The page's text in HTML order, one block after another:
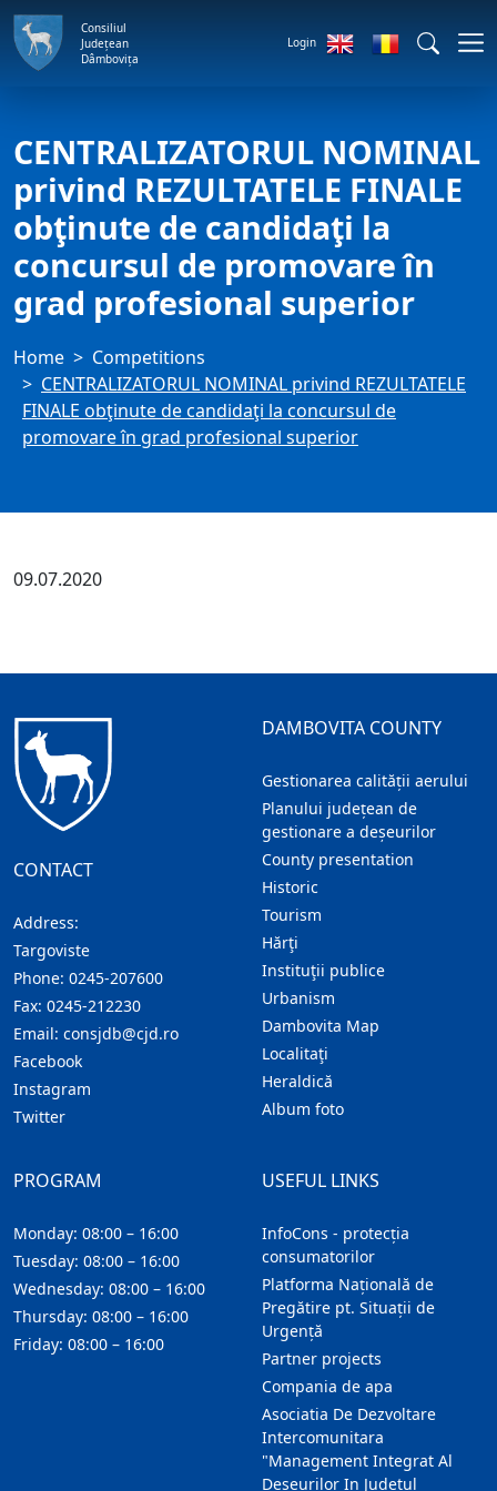
Consiliul
Județean
Dâmbovița
Login
CENTRALIZATORUL NOMINAL
privind REZULTATELE FINALE
obţinute de candidaţi la
concursul de promovare în
grad profesional superior
Home
Competitions
CENTRALIZATORUL NOMINAL privind REZULTATELE
FINALE obţinute de candidaţi la concursul de
promovare în grad profesional superior
09.07.2020
CONTACT
Address:
Targoviste
Phone: 0245-207600
Fax: 0245-212230
Email: consjdb@cjd.ro
Facebook
Instagram
Twitter
DAMBOVITA COUNTY
Gestionarea calității aerului
Planului județean de
gestionare a deșeurilor
County presentation
Historic
Tourism
Hărţi
Instituţii publice
Urbanism
Dambovita Map
Localitaţi
Heraldică
Album foto
USEFUL LINKS
InfoCons - protecția
consumatorilor
Platforma Națională de
Pregătire pt. Situații de
Urgență
Partner projects
Compania de apa
Asociatia De Dezvoltare
Intercomunitara
"Management Integrat Al
Deseurilor In Judetul
PROGRAM
Monday: 08:00 – 16:00
Tuesday: 08:00 – 16:00
Wednesday: 08:00 – 16:00
Thursday: 08:00 – 16:00
Friday: 08:00 – 16:00